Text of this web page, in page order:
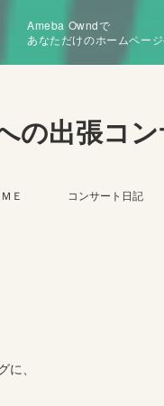
Ameba Owndで
あなただけのホームペー
の出張コ
Ｅ コンサート日記
、